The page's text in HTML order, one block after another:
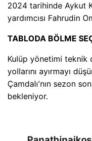
2024 tarihinde Aykut
yardımcısı Fahrudin
TABLODA BÖLME
Kulüp yönetimi teknik
yollarını ayırmayı
Çamdalı'nın sezon
bekleniyor.